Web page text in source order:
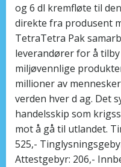
og 6 dl kremfløte til
direkte fra produsent
TetraTetra Pak
leverandører for å
miljøvennlige
millioner av
verden hver d ag. Det
handelsskip som
mot å gå til utlandet.
525,-
Attestgebyr: 206,-